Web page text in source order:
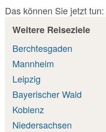
Das können Sie jetzt tun:
Weitere Reiseziele
Berchtesgaden
Mannheim
Leipzig
Bayerischer Wald
Koblenz
Niedersachsen